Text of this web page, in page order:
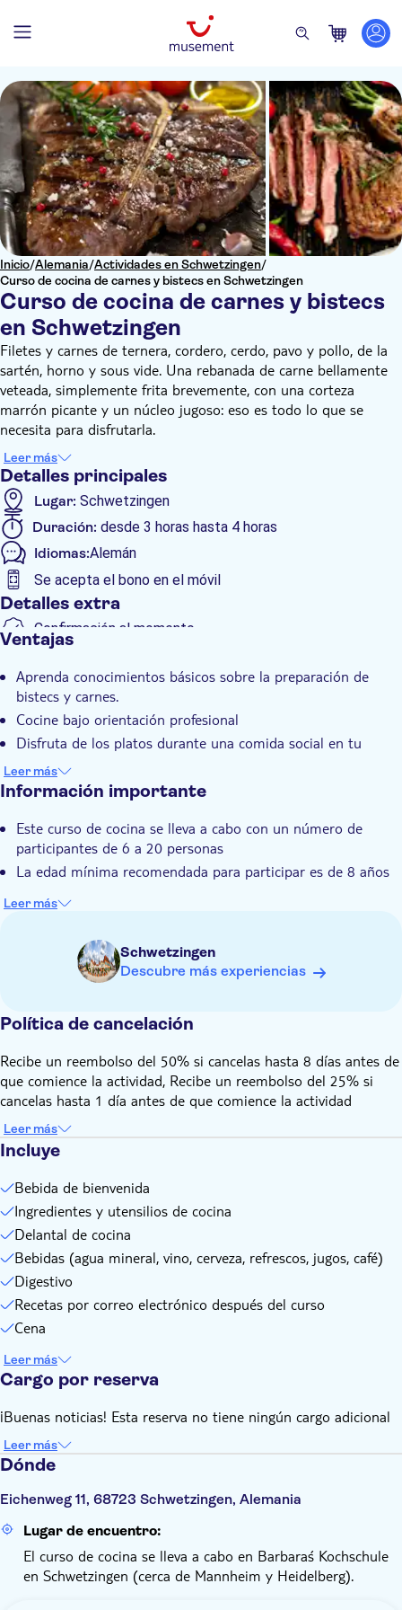
Inicio/Alemania/Actividades en Schwetzingen/
Curso de cocina de carnes y bistecs en Schwetzingen
Curso de cocina de carnes y bistecs
en Schwetzingen
Filetes y carnes de ternera, cordero, cerdo, pavo y pollo, de la
sartén, horno y sous vide. Una rebanada de carne bellamente
veteada, simplemente frita brevemente, con una corteza
marrón picante y un núcleo jugoso: eso es todo lo que se
necesita para disfrutarla.
Este curso de cocina de carnes y bistecs le ofrece
conocimientos básicos, mucha información importante sobre
bistecs y carnes, y muchos datos interesantes sobre la
preparación: simple, sin complicaciones e ingeniosa.
Prepare varios platos bajo la supervisión de un profesional y
luego disfrútelos durante una comida agradable en grupo.
Después del curso, recibirá las recetas por correo electrónico.
Leer más
Detalles principales
Lugar: Schwetzingen
Duración: desde 3 horas hasta 4 horas
Idiomas:Alemán
Se acepta el bono en el móvil
Detalles extra
Confirmación al momento
Comida incluida
Grupo pequeño
Subject expert guide
Accesible en silla de ruedas
Ventajas
Aprenda conocimientos básicos sobre la preparación de
bistecs y carnes.
Cocine bajo orientación profesional
Disfruta de los platos durante una comida social en tu
grupo.
Recibe las recetas por email y cocínalas también en casa
Leer más
Información importante
Este curso de cocina se lleva a cabo con un número de
participantes de 6 a 20 personas
La edad mínima recomendada para participar es de 8 años
Leer más
Schwetzingen
Descubre más experiencias
Política de cancelación
Recibe un reembolso del 50% si cancelas hasta 8 días antes de
que comience la actividad, Recibe un reembolso del 25% si
cancelas hasta 1 día antes de que comience la actividad
Leer más
Incluye
Bebida de bienvenida
Ingredientes y utensilios de cocina
Delantal de cocina
Bebidas (agua mineral, vino, cerveza, refrescos, jugos, café)
Digestivo
Recetas por correo electrónico después del curso
Cena
Leer más
Cargo por reserva
¡Buenas noticias! Esta reserva no tiene ningún cargo adicional
Leer más
Dónde
Eichenweg 11, 68723 Schwetzingen, Alemania
Lugar de encuentro:
El curso de cocina se lleva a cabo en Barbara´s Kochschule
en Schwetzingen (cerca de Mannheim y Heidelberg).